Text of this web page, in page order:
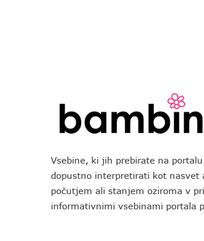
Vsebine, ki jih prebirate na
dopustno interpretirati kot nasvet
počutjem ali stanjem oziroma v
informativnimi vsebinami portala